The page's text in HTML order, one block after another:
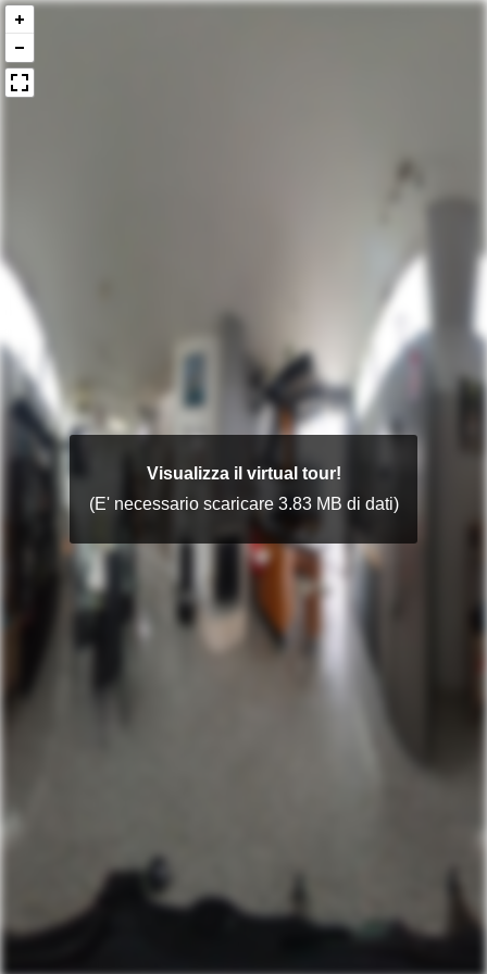
Visualizza il virtual tour!
(E' necessario scaricare 3.83 MB di dati)